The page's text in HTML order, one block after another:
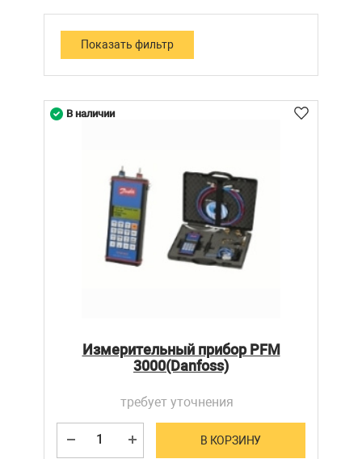
Измерительный прибор PFM
3000(Danfoss)
требует уточнения
В КОРЗИНУ
В наличии